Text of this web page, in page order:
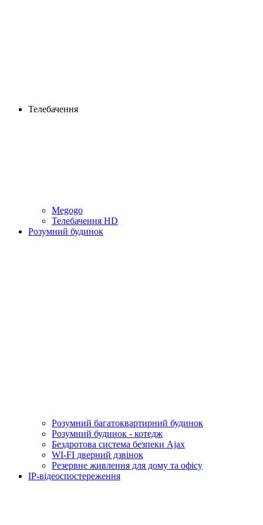
Телебачення
Megogo
Телебачення HD
Розумний будинок
Розумний багатоквартирний будинок
Розумний будинок - котедж
Бездротова система безпеки Ajax
WI-FI дверний дзвінок
Резервне живлення для дому та офісу
IP-відеоспостереження